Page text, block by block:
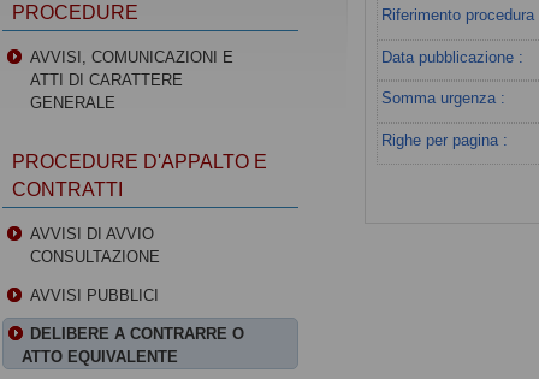
Riferimento procedura
Data pubblicazione :
Somma urgenza :
Righe per pagina :
PROCEDURE
AVVISI, COMUNICAZIONI E
ATTI DI CARATTERE
GENERALE
PROCEDURE D'APPALTO E
CONTRATTI
AVVISI DI AVVIO
CONSULTAZIONE
AVVISI PUBBLICI
DELIBERE A CONTRARRE O
ATTO EQUIVALENTE